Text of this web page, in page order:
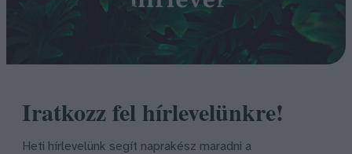
Iratkozz fel hírlevelünkre!
Heti hírlevelünk segít naprakész maradni a